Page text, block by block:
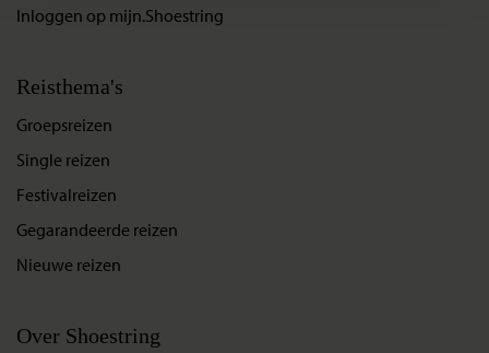
Inloggen op mijn.Shoestring
Reisthema's
Groepsreizen
Single reizen
Festivalreizen
Gegarandeerde reizen
Nieuwe reizen
Over Shoestring